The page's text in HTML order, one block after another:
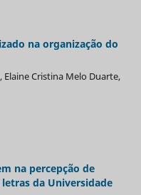
na organização do
Elaine Cristina Melo Duarte,
na percepção de
da Universidade